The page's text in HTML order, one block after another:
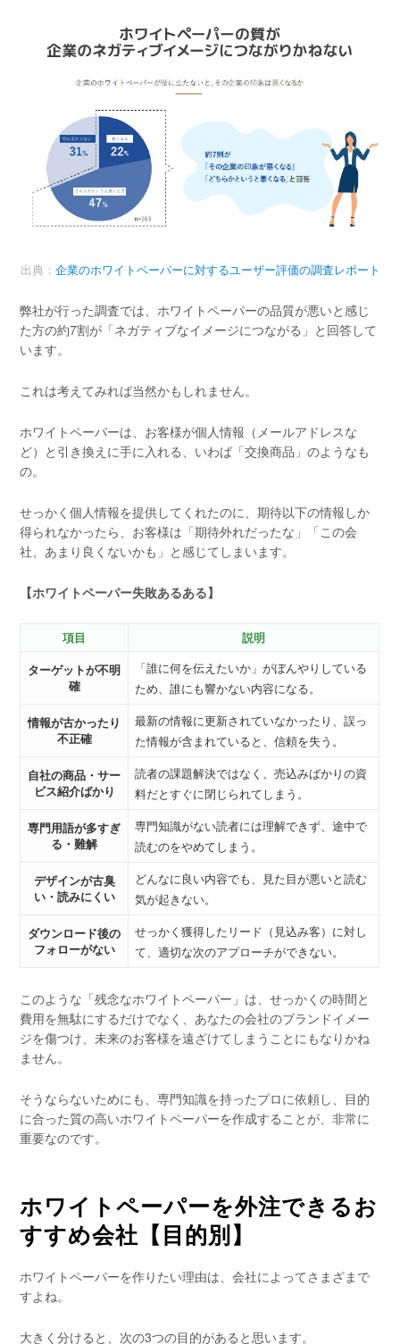
出典： 企業のホワイトペーパーに対するユーザー評価の調査レポート
弊社が行った調査では、ホワイトペーパーの品質が悪いと感じ
た方の約7割が「ネガティブなイメージにつながる」と回答して
います。
これは考えてみれば当然かもしれません。
ホワイトペーパーは、お客様が個人情報（メールアドレスな
ど）と引き換えに手に入れる、いわば「交換商品」のようなも
の。
せっかく個人情報を提供してくれたのに、期待以下の情報しか
得られなかったら、お客様は「期待外れだったな」「この会
社、あまり良くないかも」と感じてしまいます。
【ホワイトペーパー失敗あるある】
項目
説明
ターゲットが不明
確
「誰に何を伝えたいか」がぼんやりしている
ため、誰にも響かない内容になる。
情報が古かったり
不正確
最新の情報に更新されていなかったり、誤っ
た情報が含まれていると、信頼を失う。
自社の商品・サー
ビス紹介ばかり
読者の課題解決ではなく、売込みばかりの資
料だとすぐに閉じられてしまう。
専門用語が多すぎ
る・難解
専門知識がない読者には理解できず、途中で
読むのをやめてしまう。
デザインが古臭
い・読みにくい
どんなに良い内容でも、見た目が悪いと読む
気が起きない。
ダウンロード後の
フォローがない
せっかく獲得したリード（見込み客）に対し
て、適切な次のアプローチができない。
このような「残念なホワイトペーパー」は、せっかくの時間と
費用を無駄にするだけでなく、あなたの会社のブランドイメー
ジを傷つけ、未来のお客様を遠ざけてしまうことにもなりかね
ません。
そうならないためにも、専門知識を持ったプロに依頼し、目的
に合った質の高いホワイトペーパーを作成することが、非常に
重要なのです。
ホワイトペーパーを外注できるお
すすめ会社【目的別】
ホワイトペーパーを作りたい理由は、会社によってさまざまで
すよね。
大きく分けると、次の3つの目的があると思います。